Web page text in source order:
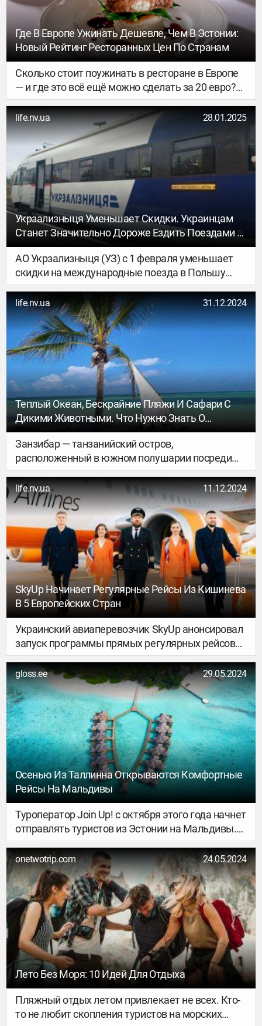
Где В Европе Ужинать Дешевле, Чем В Эстонии:
Новый Рейтинг Ресторанных Цен По Странам
Сколько стоит поужинать в ресторане в Европе
— и где это всё ещё можно сделать за 20 евро?
Сервис сравнения цен на паромы FerryGoGo
составил рейтинг самых дорогих и самых
доступных стран Европы для похода в ресторан.
В основе — данные из открытых источников (в
первую очередь Numbeo) за январь 2026 года.
Аналитики сравнили среднюю стоимость ужина
из трёх блюд на двоих в ресторане среднего
ценового сегмента — без учёта напитков.
life.nv.ua 28.01.2025
Укрзализныця Уменьшает Скидки. Украинцам
Станет Значительно Дороже Ездить Поездами В
Некоторые Соседние Страны
АО Укрзализныця (УЗ) с 1 февраля уменьшает
скидки на международные поезда в Польшу
и Венгрию, таким образом стоимость билетов
по этим направлениям значительно подорожает.
life.nv.ua 31.12.2024
Теплый Океан, Бескрайние Пляжи И Сафари С
Дикими Животными. Что Нужно Знать О
Занзибаре — Честные Ответы На 5 Главных
Вопросов
Занзибар — танзанийский остров,
расположенный в южном полушарии посреди
теплого Индийского океана. Здесь можно
поплавать с черепахами, попробовать
экзотические фрукты, морепродукты
и рассмотреть диких животных на сафари. Что
ожидает туристов, которые приедут
в Танзанию?
life.nv.ua 11.12.2024
SkyUp Начинает Регулярные Рейсы Из Кишинева
В 5 Европейских Стран
Украинский авиаперевозчик SkyUp анонсировал
запуск программы прямых регулярных рейсов
из Кишинева в Испанию, Португалию, Францию,
Грецию и Кипр.
gloss.ee 29.05.2024
Осенью Из Таллинна Открываются Комфортные
Рейсы На Мальдивы
Туроператор Join Up! с октября этого года начнет
отправлять туристов из Эстонии на Мальдивы.
Перелеты будет осуществлять авиакомпания
Flydubai, которая, к слову, с 12 октября также
запускает прямые рейсы из Таллинна в Дубай.
onetwotrip.com 24.05.2024
Лето Без Моря: 10 Идей Для Отдыха
Пляжный отдых летом привлекает не всех. Кто-
то не любит скопления туристов на морских